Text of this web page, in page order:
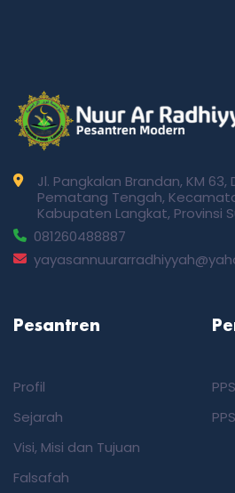
Jl. Pangkalan Brandan, KM
Pematang Tengah,
Kabupaten Langkat, Provinsi
081260488887
Pesantren
Profil
Sejarah
Visi, Misi dan Tujuan
Falsafah